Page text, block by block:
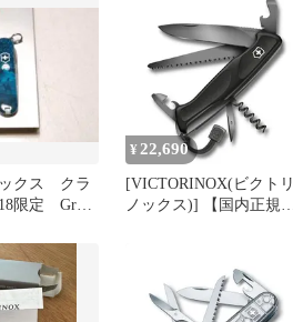
クス クラ
限定 Great
¥ 22,690
[VICTORINOX(ビクトリ
ノックス)] 【国内正規